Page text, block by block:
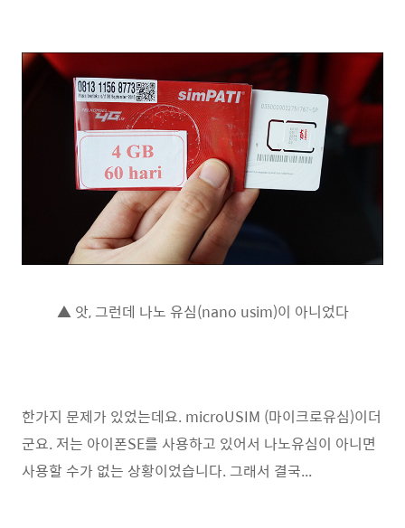
▲ 앗, 그런데 나노 유심(nano usim)이 아니었다
한가지 문제가 있었는데요. microUSIM (마이크로유심)이더
군요. 저는 아이폰SE를 사용하고 있어서 나노유심이 아니면
사용할 수가 없는 상황이었습니다. 그래서 결국...